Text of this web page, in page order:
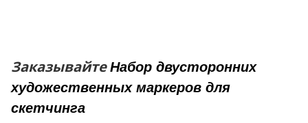
ЗаказывайтеНабор двусторонних
художественных маркеров для
скетчинга